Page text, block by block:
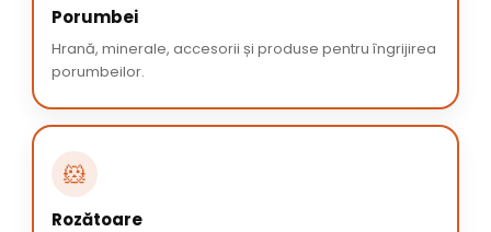
Porumbei
Hrană, minerale, accesorii și produse pentru îngrijirea
porumbeilor.
🐹
Rozătoare